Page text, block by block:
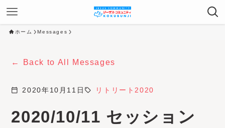
ホーム Messages
Back to All Messages
calendar_today 2020年10月11日 sell リトリート2020
2020/10/11 セッション